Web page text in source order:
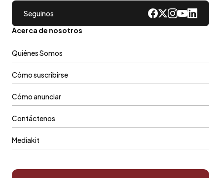
Seguinos
Acerca de nosotros
Quiénes Somos
Cómo suscribirse
Cómo anunciar
Contáctenos
Mediakit